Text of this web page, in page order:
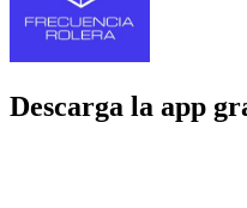
Descarga la app